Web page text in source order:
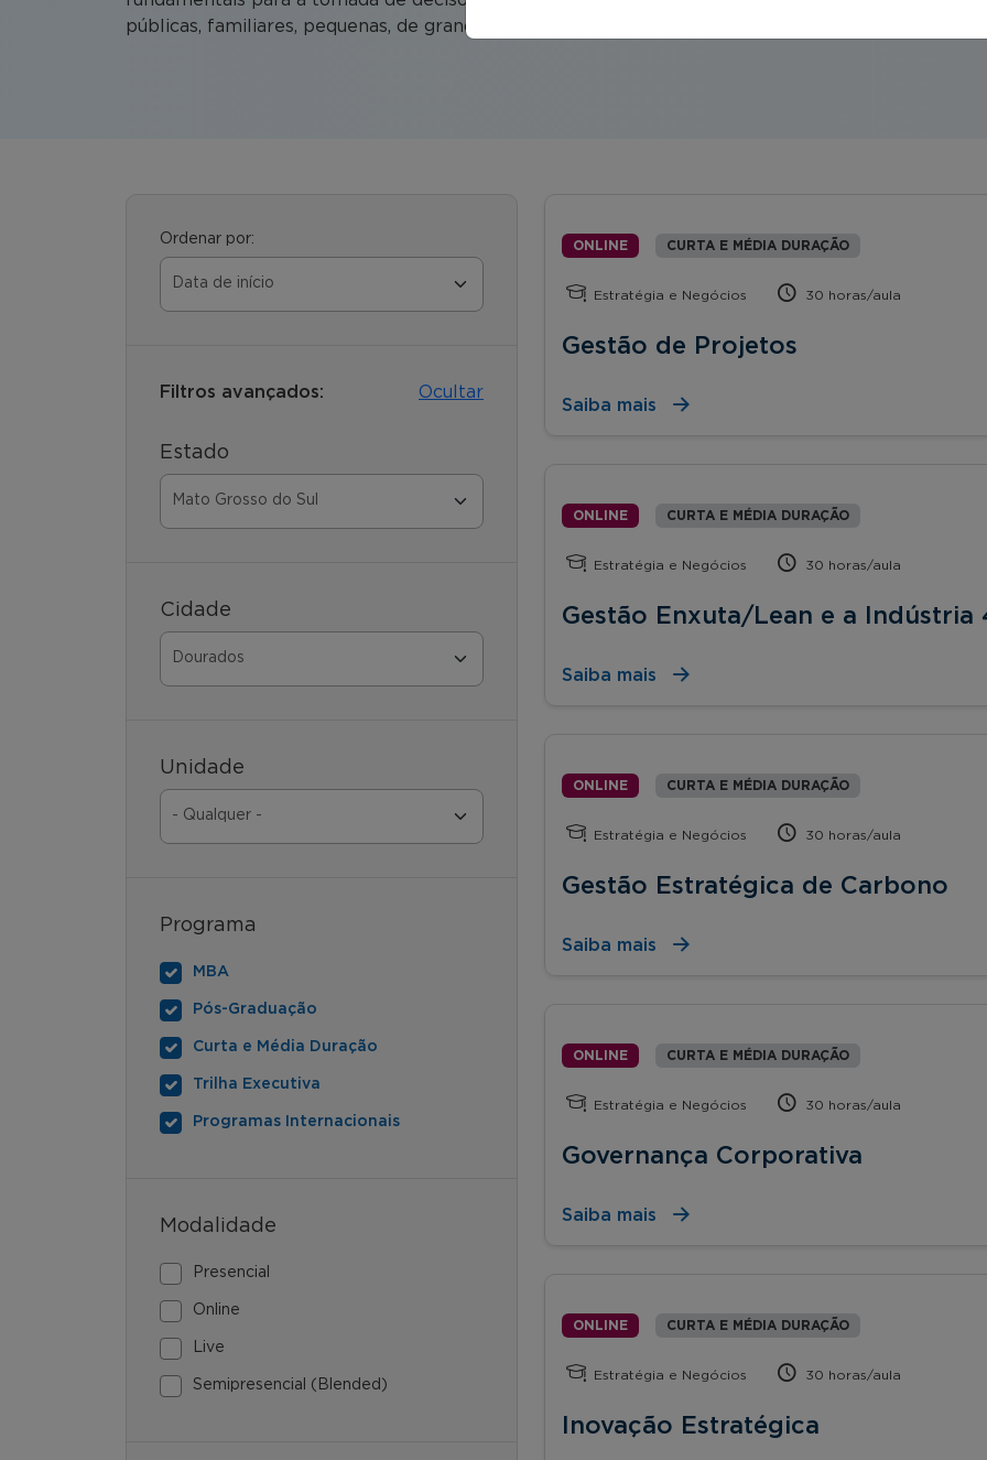
públicas, familiares, pequenas, de grande porte, start ups, etc.).
Ordenar por:
Filtros avançados: Ocultar
Estado
Cidade
Unidade
Programa
MBA
Pós-Graduação
Curta e Média Duração
Trilha Executiva
Programas Internacionais
Modalidade
Presencial
Online
Live
Semipresencial (Blended)
ONLINE CURTA E MÉDIA DURAÇÃO
Estratégia e Negócios 30 horas/aula
Gestão de Projetos
Saiba mais
ONLINE CURTA E MÉDIA DURAÇÃO
Estratégia e Negócios 30 horas/aula
Gestão Enxuta/Lean e a Indústria
Saiba mais
ONLINE CURTA E MÉDIA DURAÇÃO
Estratégia e Negócios 30 horas/aula
Gestão Estratégica de Carbono
Saiba mais
ONLINE CURTA E MÉDIA DURAÇÃO
Estratégia e Negócios 30 horas/aula
Governança Corporativa
Saiba mais
ONLINE CURTA E MÉDIA DURAÇÃO
Estratégia e Negócios 30 horas/aula
Inovação Estratégica